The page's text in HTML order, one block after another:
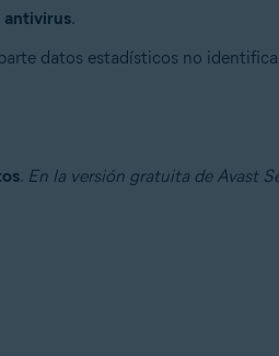
antivirus.
datos estadísticos no
. En la versión gratuita de Avast